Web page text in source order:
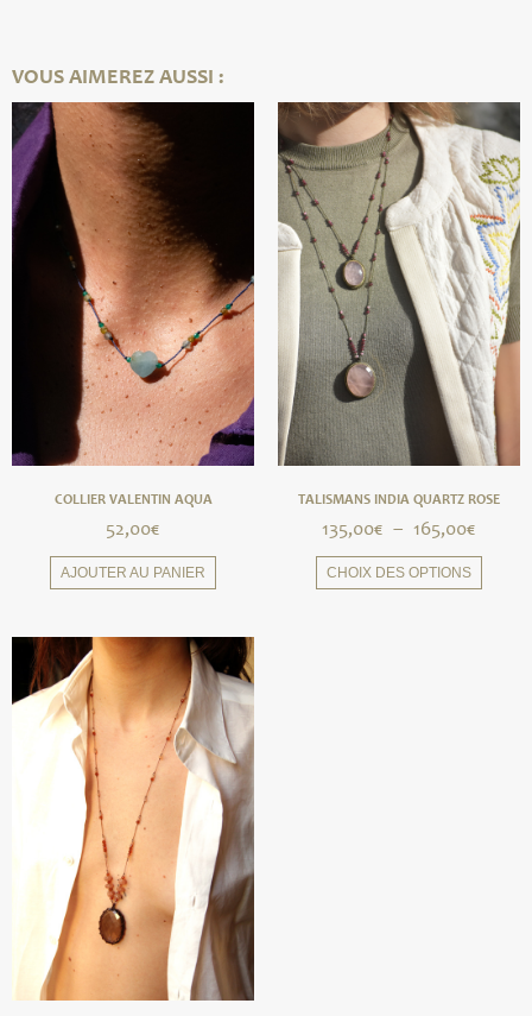
VOUS AIMEREZ AUSSI :
COLLIER VALENTIN AQUA
52,00€
AJOUTER AU PANIER
TALISMANS INDIA QUARTZ ROSE
135,00€ – 165,00€
CHOIX DES OPTIONS